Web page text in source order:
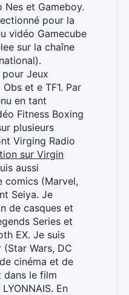
Nes et Gameboy.
pour la
vidéo Gamecube
sur la chaîne
Jeux
et e TF1. Par
en tant
Fitness Boxing
plusieurs
Virging Radio
sur Virgin
aussi
comics (Marvel,
Seiya. Je
de casques et
Series et
EX. Je suis
Wars, DC
cinéma et de
dans le film
En